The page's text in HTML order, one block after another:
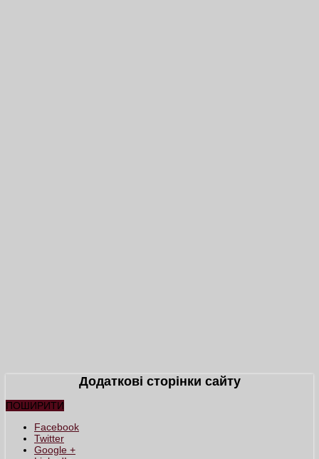
Додаткові сторінки сайту
ПОШИРИТИ
Facebook
Twitter
Google +